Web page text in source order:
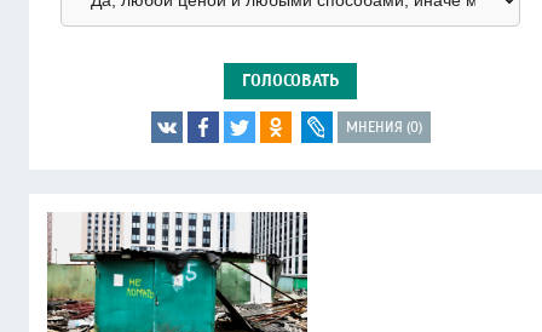
ГОЛОСОВАТЬ
МНЕНИЯ (0)